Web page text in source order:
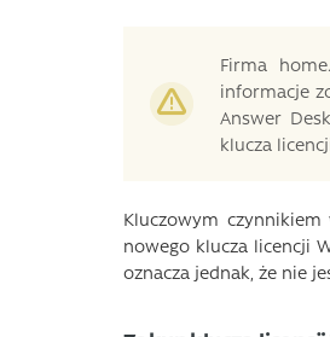
Firma
informacje
Answer
klucza
Kluczowym
nowego klucza licencji
oznacza jednak, że nie